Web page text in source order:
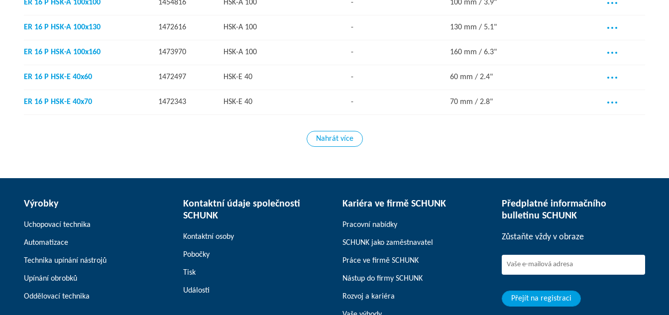
ER 16 P HSK-A 100x100 1454816 HSK-A 100 - 100 mm / 3.9"
ER 16 P HSK-A 100x130 1472616 HSK-A 100 - 130 mm / 5.1"
ER 16 P HSK-A 100x160 1473970 HSK-A 100 - 160 mm / 6.3"
ER 16 P HSK-E 40x60 1472497 HSK-E 40 - 60 mm / 2.4"
ER 16 P HSK-E 40x70 1472343 HSK-E 40 - 70 mm / 2.8"
Nahrát více
Výrobky
Uchopovací technika
Automatizace
Technika upínání nástrojů
Upínání obrobků
Oddělovací technika
Kontaktní údaje společnosti
SCHUNK
Kontaktní osoby
Pobočky
Tisk
Události
Kariéra ve firmě SCHUNK
Pracovní nabídky
SCHUNK jako zaměstnavatel
Práce ve firmě SCHUNK
Nástup do firmy SCHUNK
Rozvoj a kariéra
Předplatné informačního
bulletinu SCHUNK
Zůstaňte vždy v obraze
Přejít na registraci